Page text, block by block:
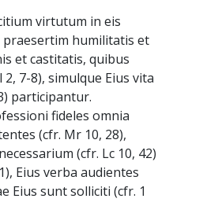
virtutum in eis
humilitatis et
et castitatis, quibus
7-8), simulque Eius vita
participantur.
fideles omnia
(cfr. Mr 10, 28),
(cfr. Lc 10, 42)
Eius verba audientes
Eius sunt solliciti (cfr. 1